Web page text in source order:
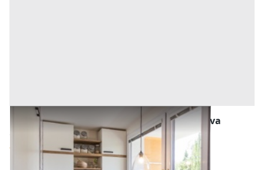
Abitazione di Tipo Popolare all'asta a Padova
Megliadino San Vitale (Padova)
87.000 € 116.000 €